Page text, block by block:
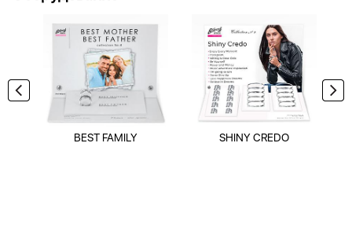
BEST FAMILY SHINY CREDO